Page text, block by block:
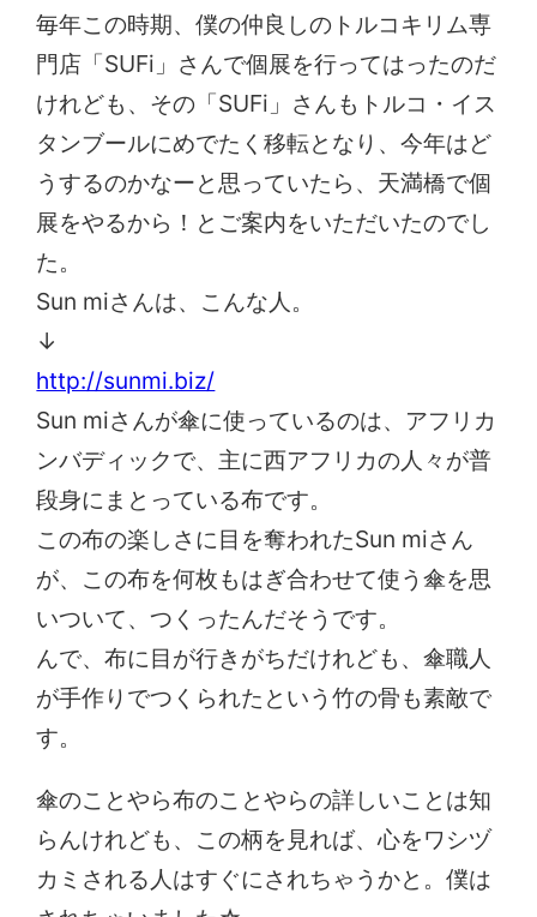
毎年この時期、僕の仲良しのトルコキリム専
門店「SUFi」さんで個展を行ってはったのだ
けれども、その「SUFi」さんもトルコ・イス
タンブールにめでたく移転となり、今年はど
うするのかなーと思っていたら、天満橋で個
展をやるから！とご案内をいただいたのでし
た。
Sun miさんは、こんな人。
↓
http://sunmi.biz/
Sun miさんが傘に使っているのは、アフリカ
ンバディックで、主に西アフリカの人々が普
段身にまとっている布です。
この布の楽しさに目を奪われたSun miさん
が、この布を何枚もはぎ合わせて使う傘を思
いついて、つくったんだそうです。
んで、布に目が行きがちだけれども、傘職人
が手作りでつくられたという竹の骨も素敵で
す。
傘のことやら布のことやらの詳しいことは知
らんけれども、この柄を見れば、心をワシヅ
カミされる人はすぐにされちゃうかと。僕は